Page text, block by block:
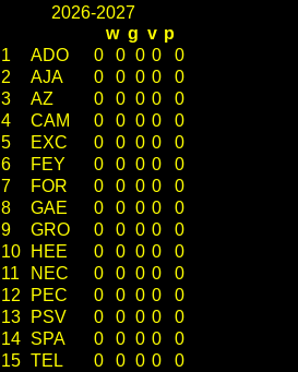
2026-2027
w g v p
1
ADO 0 0 0 0
0
2
AJA 0 0 0 0
0
3
AZ 0 0 0 0
0
4
CAM 0 0 0 0
0
5
EXC 0 0 0 0
0
6
FEY 0 0 0 0
0
7
FOR 0 0 0 0
0
8
GAE 0 0 0 0
0
9
GRO 0 0 0 0
0
10
HEE 0 0 0 0
0
11
NEC 0 0 0 0
0
12
PEC 0 0 0 0
0
13
PSV 0 0 0 0
0
14 SPA 0 0 0 0
0
15 TEL 0 0 0 0
0